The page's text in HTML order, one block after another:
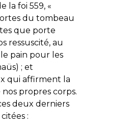
la foi 559, «
du tombeau
que porte
ressuscité, au
pain pour les
; et
qui affirment la
propres corps.
deux derniers
: